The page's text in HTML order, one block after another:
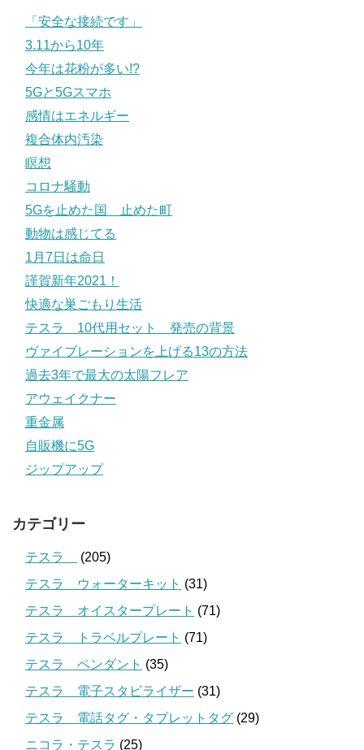
「安全な接続です」
3.11から10年
今年は花粉が多い!?
5Gと5Gスマホ
感情はエネルギー
複合体内汚染
瞑想
コロナ騒動
5Gを止めた国 止めた町
動物は感じてる
1月7日は命日
謹賀新年2021！
快適な巣ごもり生活
テスラ 10代用セット 発売の背景
ヴァイブレーションを上げる13の方法
過去3年で最大の太陽フレア
アウェイクナー
重金属
自販機に5G
ジップアップ
カテゴリー
テスラ
(205)
テスラ ウォーターキット (31)
テスラ オイスタープレート (71)
テスラ トラベルプレート (71)
テスラ ペンダント (35)
テスラ 電子スタビライザー (31)
テスラ 電話タグ・タブレットタグ (29)
ニコラ・テスラ (25)